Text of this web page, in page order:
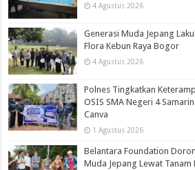
4 Agustus 2026
Generasi Muda Jepang
Flora Kebun Raya Bogor
4 Agustus 2026
Polnes Tingkatkan
OSIS SMA Negeri 4
Canva
1 Agustus 2026
Belantara Foundation
Muda Jepang Lewat Tanam